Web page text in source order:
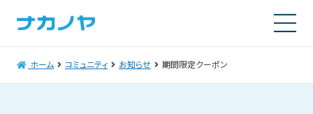
ホーム コミュニティ お知らせ 期間限定クーポン